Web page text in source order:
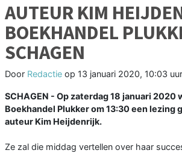
AUTEUR KIM
BOEKHANDEL
SCHAGEN
Door Redactie op 13 januari 2020, 10:03 uur
SCHAGEN - Op zaterdag 18 januari 2020
Boekhandel Plukker om 13:30 een lezing
auteur Kim Heijdenrijk.
Ze zal die middag vertellen over haar